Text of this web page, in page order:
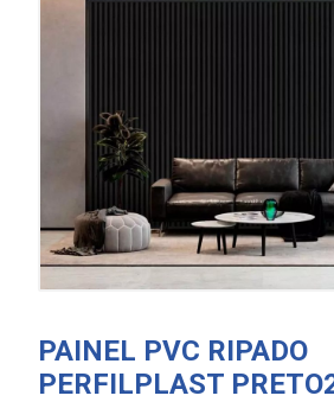
PAINEL PVC RIPADO
PERFILPLAST